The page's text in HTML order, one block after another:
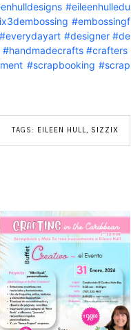
#eileenhulledu
#embossingf
#everydayart #designer #de
#handmadecrafts #crafters
#scrapbooking #scrap
TAGS: EILEEN HULL, SIZZIX